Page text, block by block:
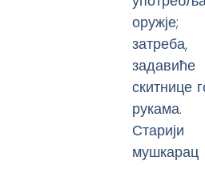
оружје;
затреба,
задавиће
скитнице
рукама.
мушкарац